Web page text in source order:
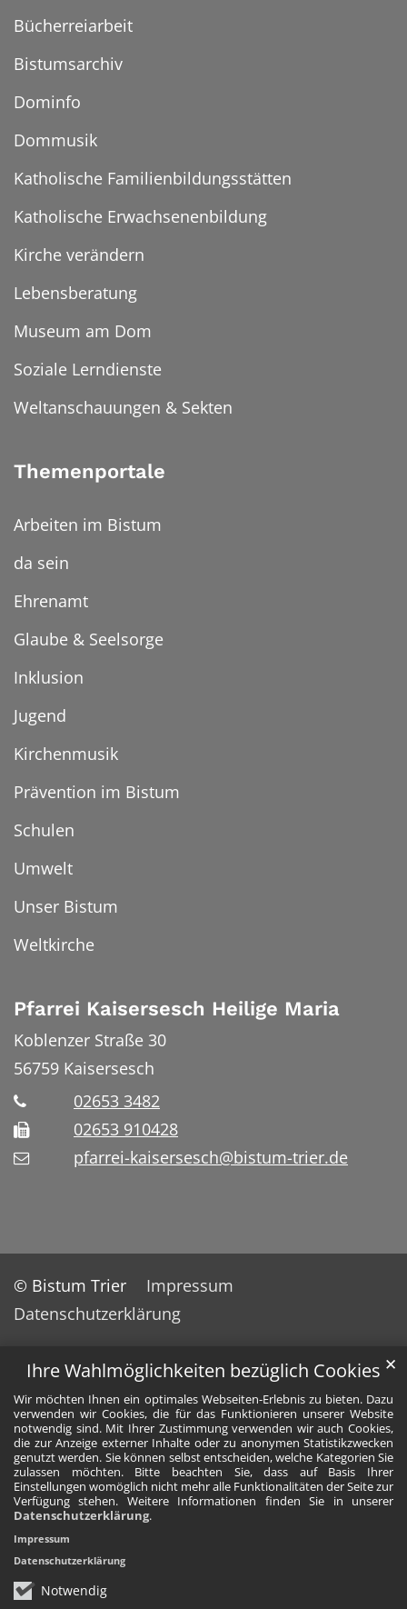
Ihre Wahlmöglichkeiten bezüglich Cookies
Wir möchten Ihnen ein optimales Webseiten-Erlebnis zu bieten. Dazu
verwenden wir Cookies, die für das Funktionieren unserer Website
notwendig sind. Mit Ihrer Zustimmung verwenden wir auch Cookies,
die zur Anzeige externer Inhalte oder zu anonymen Statistikzwecken
genutzt werden. Sie können selbst entscheiden, welche Kategorien Sie
zulassen möchten. Bitte beachten Sie, dass auf Basis Ihrer
Einstellungen womöglich nicht mehr alle Funktionalitäten der Seite zur
Verfügung stehen. Weitere Informationen finden Sie in unserer
Datenschutzerklärung.
Notwendig
✕
Impressum
Datenschutzerklärung
Bücherreiarbeit
Bistumsarchiv
Dominfo
Dommusik
Katholische Familienbildungsstätten
Katholische Erwachsenenbildung
Kirche verändern
Lebensberatung
Museum am Dom
Soziale Lerndienste
Weltanschauungen & Sekten
Themenportale
Arbeiten im Bistum
da sein
Ehrenamt
Glaube & Seelsorge
Inklusion
Jugend
Kirchenmusik
Prävention im Bistum
Schulen
Umwelt
Unser Bistum
Weltkirche
Pfarrei Kaisersesch Heilige Maria
Koblenzer Straße 30
56759 Kaisersesch
02653 3482
02653 910428
pfarrei-kaisersesch@bistum-trier.de
© Bistum Trier
Impressum
Datenschutzerklärung